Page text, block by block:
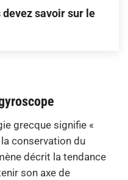
devez savoir sur le
grecque signifie «
conservation du
décrit la tendance
son axe de